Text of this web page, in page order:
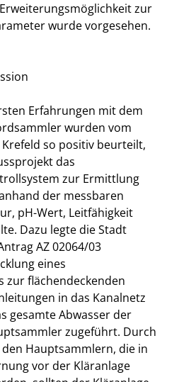
zur
wurde vorgesehen.
Erfahrungen mit dem
wurden vom
so positiv beurteilt,
das
zur Ermittlung
der messbaren
pH-Wert, Leitfähigkeit
Dazu legte die Stadt
AZ 02064/03
eines
zur flächendeckenden
in das Kanalnetz
gesamte Abwasser der
zugeführt. Durch
Hauptsammlern, die in
vor der Kläranlage